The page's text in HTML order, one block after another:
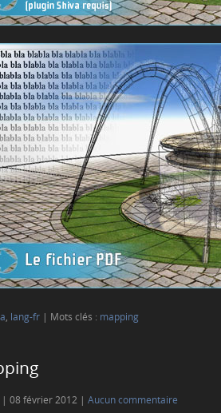
lang-fr Mots clés : mapping
08 février 2012 Aucun commentaire